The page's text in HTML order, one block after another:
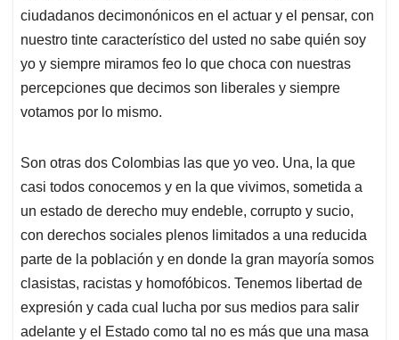
ciudadanos decimonónicos en el actuar y el pensar, con
nuestro tinte característico del usted no sabe quién soy
yo y siempre miramos feo lo que choca con nuestras
percepciones que decimos son liberales y siempre
votamos por lo mismo.
Son otras dos Colombias las que yo veo. Una, la que
casi todos conocemos y en la que vivimos, sometida a
un estado de derecho muy endeble, corrupto y sucio,
con derechos sociales plenos limitados a una reducida
parte de la población y en donde la gran mayoría somos
clasistas, racistas y homofóbicos. Tenemos libertad de
expresión y cada cual lucha por sus medios para salir
adelante y el Estado como tal no es más que una masa